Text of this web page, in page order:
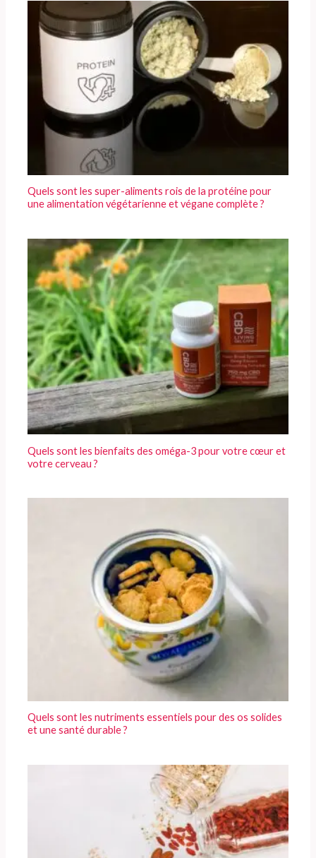
Quels sont les super-aliments rois de la protéine pour
une alimentation végétarienne et végane complète ?
Quels sont les bienfaits des oméga-3 pour votre cœur et
votre cerveau ?
Quels sont les nutriments essentiels pour des os solides
et une santé durable ?